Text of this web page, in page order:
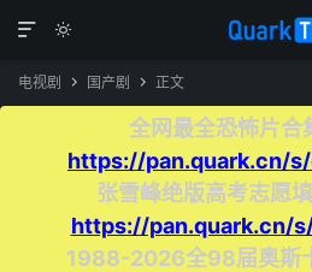


电视剧  国产剧  正文
全网最全恐怖片合
https://pan.quark.cn/
张雪峰绝版高考志愿
https://pan.quark.cn/
1988-2026全98届奥斯